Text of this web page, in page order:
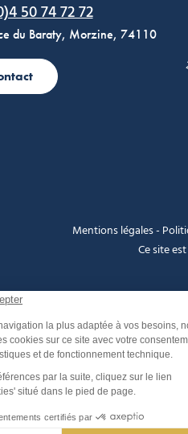
50 74 72 72
du Baraty, Morzine, 74110
Mentions légales-
Ce site